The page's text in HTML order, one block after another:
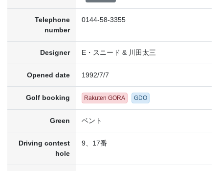
Telephone
number
0144-58-3355
Designer E・スニード & 川田太三
Opened date 1992/7/7
Golf booking Rakuten GORA GDO
Green ベント
Driving contest
hole
9、17番